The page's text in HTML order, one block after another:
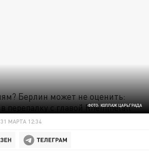
ФОТО: КОЛЛАЖ ЦАРЬГРАДА
31 МАРТА 12:34